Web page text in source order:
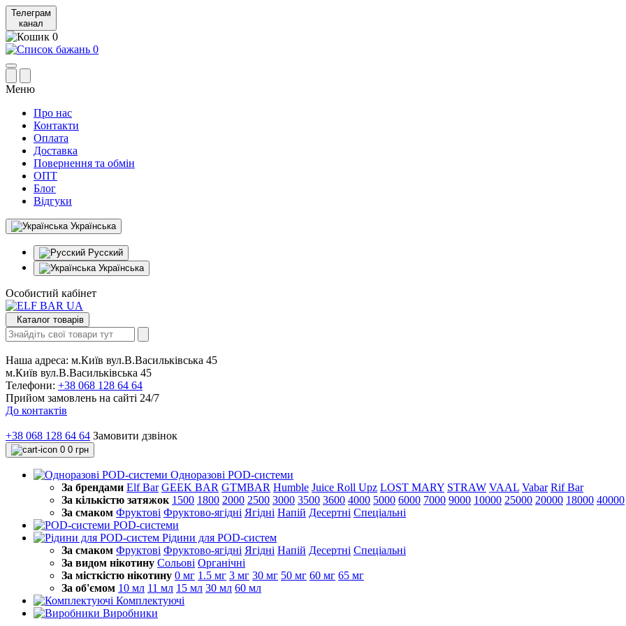
Телеграм
канал
0
0
Меню
Про нас
Контакти
Оплата
Доставка
Повернення та обмін
ОПТ
Блог
Відгуки
Українська
Русский
Українська
Особистий кабінет
Каталог товарів
Наша адреса: м.Київ вул.В.Васильківська 45
м.Київ вул.В.Васильківська 45
Телефони: +38 068 128 64 64
Прийом замовлень на сайті 24/7
До контактів
+38 068 128 64 64 Замовити дзвінок
0 0 грн
Одноразові POD-системи
За брендами Elf Bar GEEK BAR GTMBAR Humble Juice Roll Upz LOST MARY STRAW VAAL Vabar Rif Bar
За кількістю затяжок 1500 1800 2000 2500 3000 3500 3600 4000 5000 6000 7000 9000 10000 25000 20000 18000 40000
За смаком Фруктові Фруктово-ягідні Ягідні Напій Десертні Спеціальні
POD-системи
Рідини для POD-систем
За смаком Фруктові Фруктово-ягідні Ягідні Напій Десертні Спеціальні
За видом нікотину Сольові Органічні
За місткістю нікотину 0 мг 1.5 мг 3 мг 30 мг 50 мг 60 мг 65 мг
За об'ємом 10 мл 11 мл 15 мл 30 мл 60 мл
Комплектуючі
Виробники